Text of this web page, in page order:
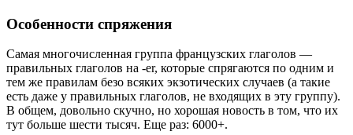
Особенности спряжения
Самая многочисленная группа французских глаголов —
правильных глаголов на -er, которые спрягаются по одним и
тем же правилам безо всяких экзотических случаев (а такие
есть даже у правильных глаголов, не входящих в эту группу).
В общем, довольно скучно, но хорошая новость в том, что их
тут больше шести тысяч. Еще раз: 6000+.